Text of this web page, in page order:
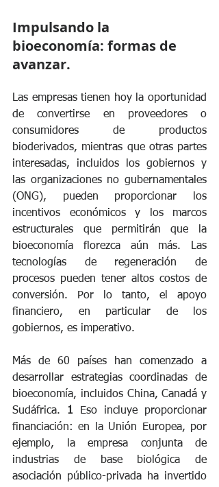
Impulsando la
bioeconomía: formas de
avanzar.
Las empresas tienen hoy la oportunidad
de convertirse en proveedores o
consumidores de productos
bioderivados, mientras que otras partes
interesadas, incluidos los gobiernos y
las organizaciones no gubernamentales
(ONG), pueden proporcionar los
incentivos económicos y los marcos
estructurales que permitirán que la
bioeconomía florezca aún más. Las
tecnologías de regeneración de
procesos pueden tener altos costos de
conversión. Por lo tanto, el apoyo
financiero, en particular de los
gobiernos, es imperativo.
Más de 60 países han comenzado a
desarrollar estrategias coordinadas de
bioeconomía, incluidos China, Canadá y
Sudáfrica. 1 Eso incluye proporcionar
financiación: en la Unión Europea, por
ejemplo, la empresa conjunta de
industrias de base biológica de
asociación público-privada ha invertido